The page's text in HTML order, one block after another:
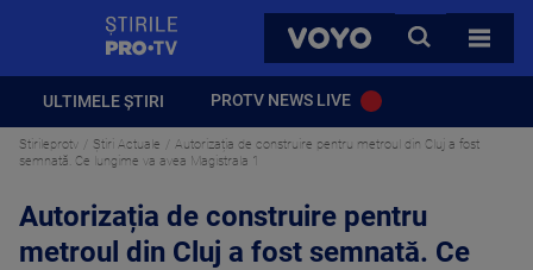
VOYO
CAUTA
TOATE
ULTIMELE ȘTIRI PROTV NEWS LIVE
Stirileprotv Știri Actuale
Autorizația de construire pentru metroul din Cluj a fost
semnată. Ce lungime va avea Magistrala 1
Autorizația de construire pentru
metroul din Cluj a fost semnată. Ce